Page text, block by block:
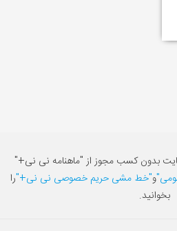
بدون کسب مجوز از "ماهنامه نی نی+"
و"خط مشی حریم خصوصی نی نی+"را
بخوانید.